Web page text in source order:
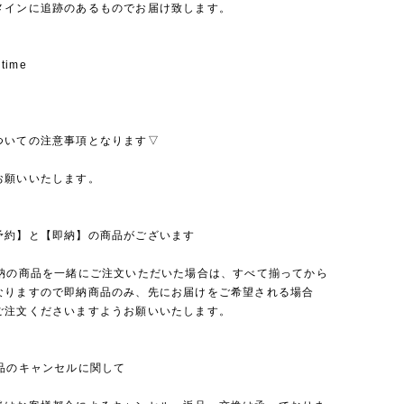
ンに追跡のあるものでお届け致します。
ての注意事項となります▽
いいたします。
約】と【即納】の商品がございます
商品を一緒にご注文いただいた場合は、すべて揃ってから
りますので即納商品のみ、先にお届けをご希望される場合
文くださいますようお願いいたします。
キャンセルに関して